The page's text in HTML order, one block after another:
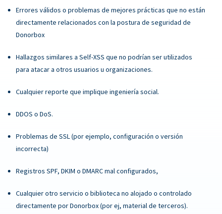
Errores válidos o problemas de mejores prácticas que no están
directamente relacionados con la postura de seguridad de
Donorbox
Hallazgos similares a Self-XSS que no podrían ser utilizados
para atacar a otros usuarios u organizaciones.
Cualquier reporte que implique ingeniería social.
DDOS o DoS.
Problemas de SSL (por ejemplo, configuración o versión
incorrecta)
Registros SPF, DKIM o DMARC mal configurados,
Cualquier otro servicio o biblioteca no alojado o controlado
directamente por Donorbox (por ej, material de terceros).